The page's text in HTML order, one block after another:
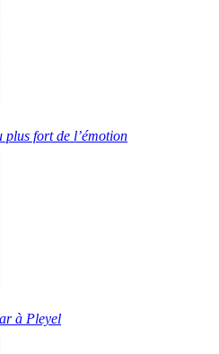
fort de l’émotion
à Pleyel